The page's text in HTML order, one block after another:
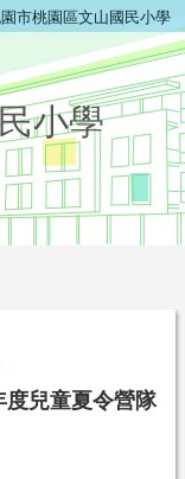
市桃園區文山國民小學
小學
兒童夏令營隊